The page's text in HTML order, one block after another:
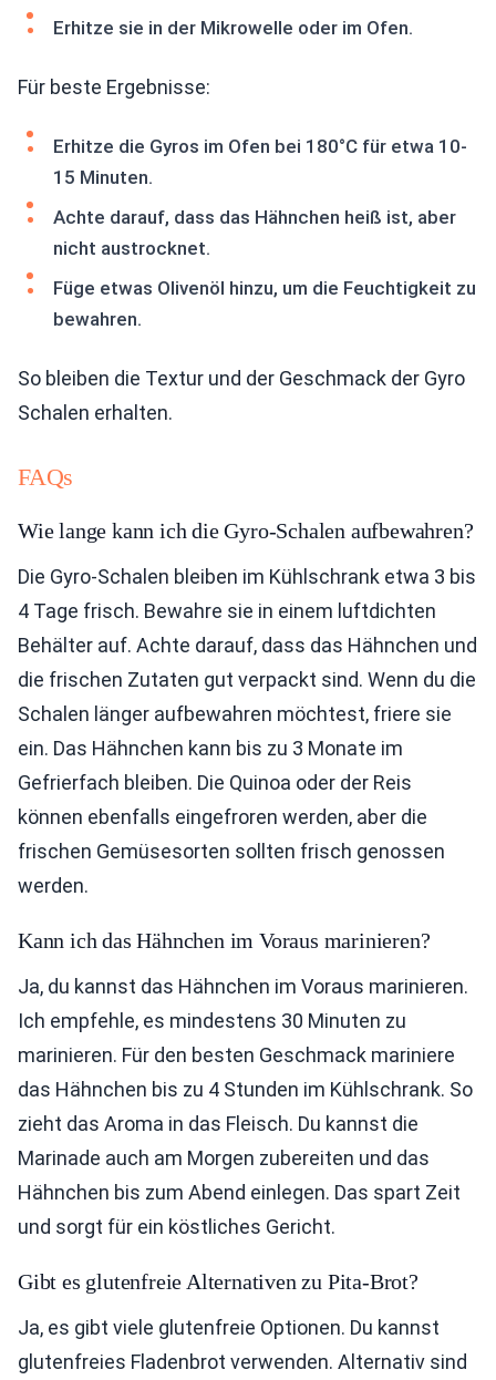
Erhitze sie in der Mikrowelle oder im Ofen.
Für beste Ergebnisse:
Erhitze die Gyros im Ofen bei 180°C für etwa 10-
15 Minuten.
Achte darauf, dass das Hähnchen heiß ist, aber
nicht austrocknet.
Füge etwas Olivenöl hinzu, um die Feuchtigkeit zu
bewahren.
So bleiben die Textur und der Geschmack der Gyro
Schalen erhalten.
FAQs
Wie lange kann ich die Gyro-Schalen aufbewahren?
Die Gyro-Schalen bleiben im Kühlschrank etwa 3 bis
4 Tage frisch. Bewahre sie in einem luftdichten
Behälter auf. Achte darauf, dass das Hähnchen und
die frischen Zutaten gut verpackt sind. Wenn du die
Schalen länger aufbewahren möchtest, friere sie
ein. Das Hähnchen kann bis zu 3 Monate im
Gefrierfach bleiben. Die Quinoa oder der Reis
können ebenfalls eingefroren werden, aber die
frischen Gemüsesorten sollten frisch genossen
werden.
Kann ich das Hähnchen im Voraus marinieren?
Ja, du kannst das Hähnchen im Voraus marinieren.
Ich empfehle, es mindestens 30 Minuten zu
marinieren. Für den besten Geschmack mariniere
das Hähnchen bis zu 4 Stunden im Kühlschrank. So
zieht das Aroma in das Fleisch. Du kannst die
Marinade auch am Morgen zubereiten und das
Hähnchen bis zum Abend einlegen. Das spart Zeit
und sorgt für ein köstliches Gericht.
Gibt es glutenfreie Alternativen zu Pita-Brot?
Ja, es gibt viele glutenfreie Optionen. Du kannst
glutenfreies Fladenbrot verwenden. Alternativ sind